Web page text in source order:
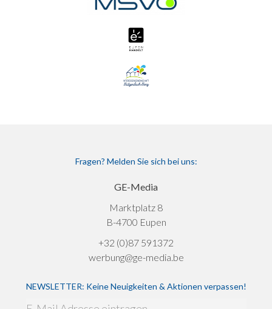
Fragen? Melden Sie sich bei uns:
GE-Media
Marktplatz 8
B-4700 Eupen
+32 (0)87 591372
werbung@ge-media.be
NEWSLETTER: Keine Neuigkeiten & Aktionen verpassen!